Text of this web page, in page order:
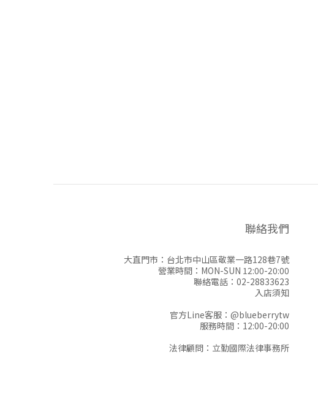
聯絡我們
大直門市：台北市中山區敬業一路128巷7號
營業時間：MON-SUN 12:00-20:00
聯絡電話：02-28833623
入店須知
官方Line客服： @blueberrytw
服務時間：12:00-20:00
法律顧問：立勤國際法律事務所